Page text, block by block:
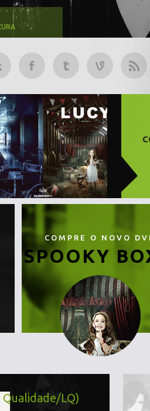
COMPRE O NOVO
SPOOKY
Qualidade/LQ)